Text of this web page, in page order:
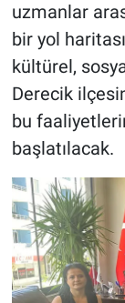
uzmanlar
bir yol
kültürel,
Derecik
bu
başlatılacak.